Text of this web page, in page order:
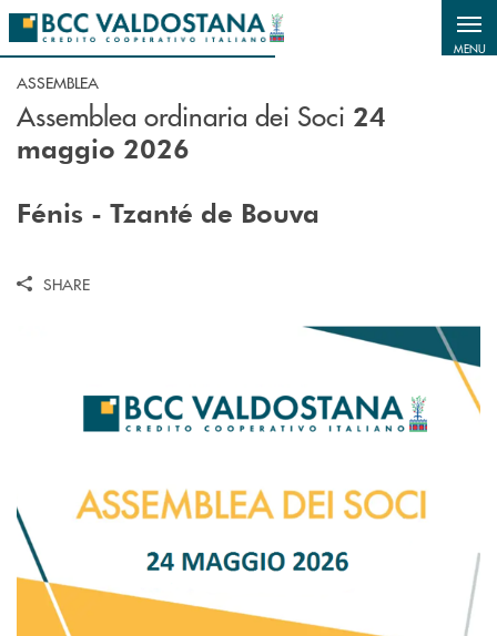
Salta al contenuto principale
MENU
ASSEMBLEA
Assemblea ordinaria dei Soci 24
maggio 2026
Fénis - Tzanté de Bouva
SHARE